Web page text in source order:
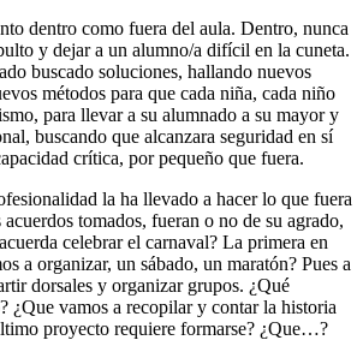
dentro como fuera del aula. Dentro, nunca
y dejar a un alumno/a difícil en la cuneta.
buscado soluciones, hallando nuevos
métodos para que cada niña, cada niño
para llevar a su alumnado a su mayor y
buscando que alcanzara seguridad en sí
crítica, por pequeño que fuera.
la ha llevado a hacer lo que fuera
tomados, fueran o no de su agrado,
celebrar el carnaval? La primera en
a organizar, un sábado, un maratón? Pues a
dorsales y organizar grupos. ¿Qué
¿Que vamos a recopilar y contar la historia
proyecto requiere formarse? ¿Que…?